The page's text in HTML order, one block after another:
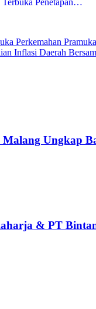
Penetapan…
Perkemahan
Inflasi Daerah
Ungkap
& PT